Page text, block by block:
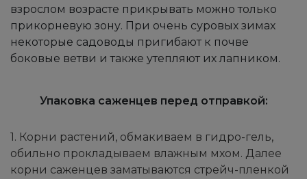
взрослом возрасте прикрывать можно только
прикорневую зону. При очень суровых зимах
некоторые садоводы пригибают к почве
боковые ветви и также утепляют их лапником.
Упаковка саженцев перед отправкой:
1. Корни растений, обмакиваем в гидро-гель,
обильно прокладываем влажным мхом. Далее
корни саженцев заматываются стрейч-пленкой